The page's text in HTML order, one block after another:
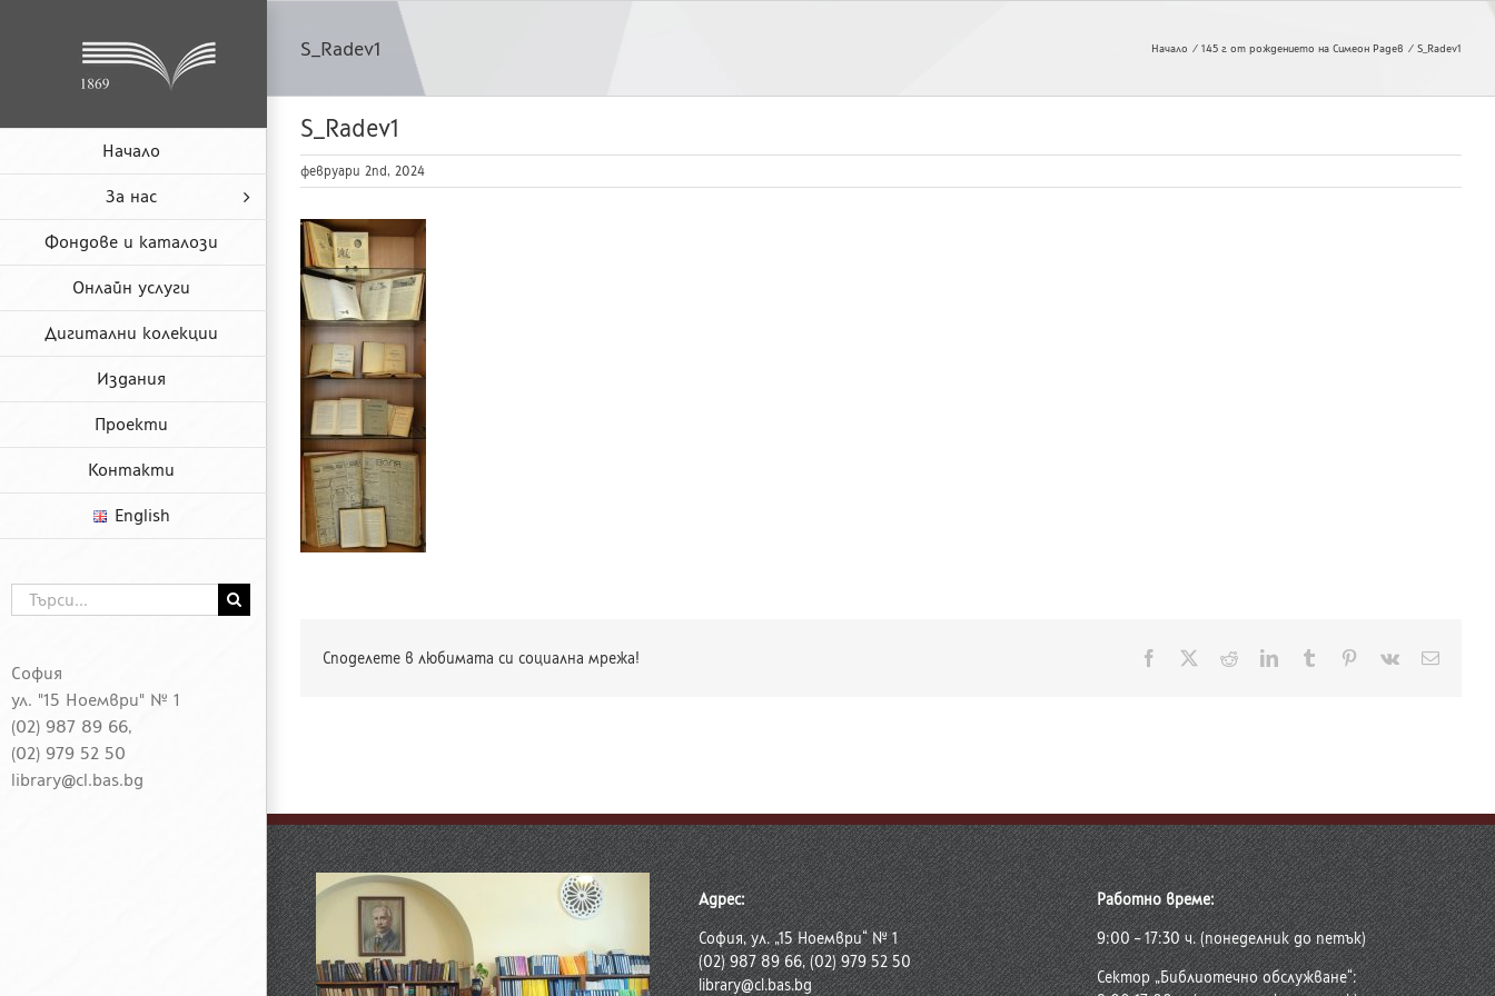
Начало
За нас
Фондове и каталози
Онлайн услуги
Дигитални колекции
Издания
Проекти
Контакти
English
София
ул. "15 Ноември" № 1
(02) 987 89 66,
(02) 979 52 50
library@cl.bas.bg
Търсене
...
S_Radev1 Начало 145 г. от рождението на Симеон Радев S_Radev1
S_Radev1
февруари 2nd, 2024
Споделете в любимата си социална мрежа! Facebook RedditLinkedInTumblr Pinterest
Vk
Адрес:
София, ул. „15 Ноември“ № 1
(02) 987 89 66, (02) 979 52 50
library@cl.bas.bg
Работно време:
9:00 – 17:30 ч. (понеделник до петък)
Сектор „Библиотечно обслужване“: